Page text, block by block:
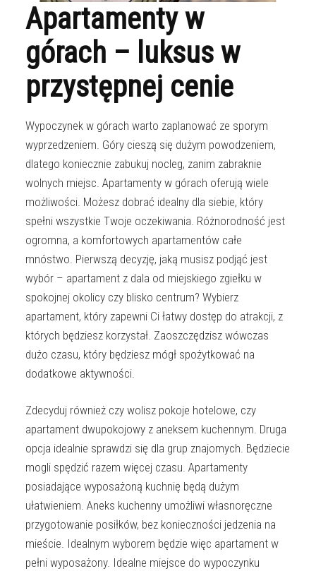
Apartamenty w
górach – luksus w
przystępnej cenie
Wypoczynek w górach warto zaplanować ze sporym
wyprzedzeniem. Góry cieszą się dużym powodzeniem,
dlatego koniecznie zabukuj nocleg, zanim zabraknie
wolnych miejsc. Apartamenty w górach oferują wiele
możliwości. Możesz dobrać idealny dla siebie, który
spełni wszystkie Twoje oczekiwania. Różnorodność jest
ogromna, a komfortowych apartamentów całe
mnóstwo. Pierwszą decyzję, jaką musisz podjąć jest
wybór – apartament z dala od miejskiego zgiełku w
spokojnej okolicy czy blisko centrum? Wybierz
apartament, który zapewni Ci łatwy dostęp do atrakcji, z
których będziesz korzystał. Zaoszczędzisz wówczas
dużo czasu, który będziesz mógł spożytkować na
dodatkowe aktywności.
Zdecyduj również czy wolisz pokoje hotelowe, czy
apartament dwupokojowy z aneksem kuchennym. Druga
opcja idealnie sprawdzi się dla grup znajomych. Będziecie
mogli spędzić razem więcej czasu. Apartamenty
posiadające wyposażoną kuchnię będą dużym
ułatwieniem. Aneks kuchenny umożliwi własnoręczne
przygotowanie posiłków, bez konieczności jedzenia na
mieście. Idealnym wyborem będzie więc apartament w
pełni wyposażony. Idealne miejsce do wypoczynku